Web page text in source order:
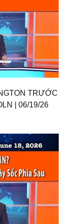
TRƯỚC
| 06/19/26